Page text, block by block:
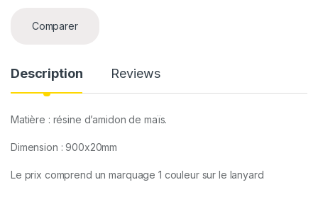
Comparer
Description Reviews
Matière : résine d’amidon de maïs.
Dimension : 900x20mm
Le prix comprend un marquage 1 couleur sur le lanyard